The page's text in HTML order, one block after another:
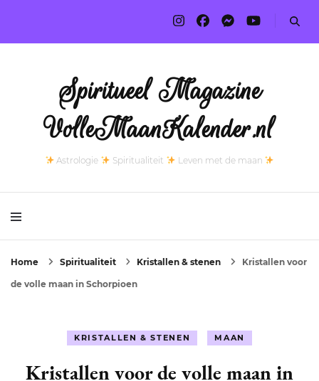
Spiritueel Magazine
VolleMaanKalender.nl
Astrologie Spiritualiteit Leven met de maan
Home Spiritualiteit Kristallen & stenen Kristallen voor
de volle maan in Schorpioen
KRISTALLEN & STENEN MAAN
Kristallen voor de volle maan in